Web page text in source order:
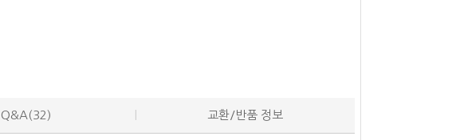
Q&A(32) 교환/반품 정보